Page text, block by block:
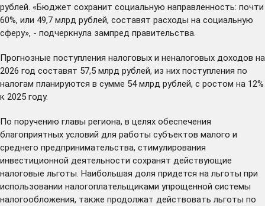
рублей. «Бюджет сохранит социальную направленность: почти
60%, или 49,7 млрд рублей, составят расходы на социальную
сферу», - подчеркнула зампред правительства.
Прогнозные поступления налоговых и неналоговых доходов на
2026 год составят 57,5 млрд рублей, из них поступления по
налогам планируются в сумме 54 млрд рублей, с ростом на 12%
к 2025 году.
По поручению главы региона, в целях обеспечения
благоприятных условий для работы субъектов малого и
среднего предпринимательства, стимулирования
инвестиционной деятельности сохранят действующие
налоговые льготы. Наибольшая доля придется на льготы при
использовании налогоплательщиками упрощенной системы
налогообложения, также продолжат действовать льготы по